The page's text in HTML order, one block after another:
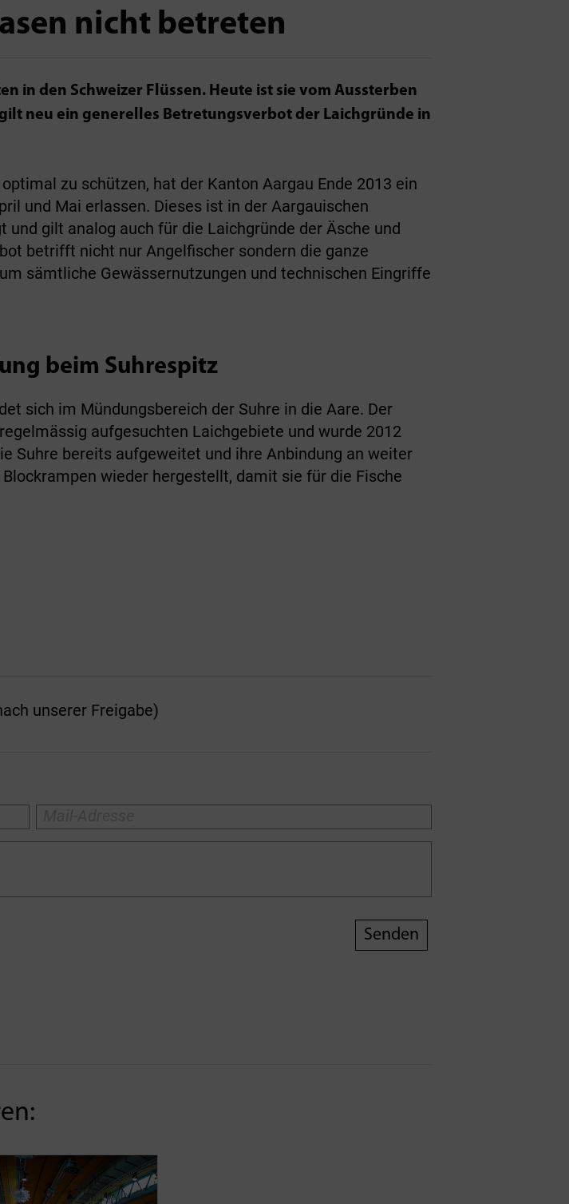
nicht betreten
in den Schweizer Flüssen. Heute ist sie vom Aussterben
neu ein generelles Betretungsverbot der Laichgründe in
zu schützen, hat der Kanton Aargau Ende 2013 ein
und Mai erlassen. Dieses ist in der Aargauischen
gilt analog auch für die Laichgründe der Äsche und
betrifft nicht nur Angelfischer sondern die ganze
sämtliche Gewässernutzungen und technischen Eingriffe
beim Suhrespitz
sich im Mündungsbereich der Suhre in die Aare. Der
aufgesuchten Laichgebiete und wurde 2012
Suhre bereits aufgeweitet und ihre Anbindung an weiter
wieder hergestellt, damit sie für die Fische
unserer Freigabe)